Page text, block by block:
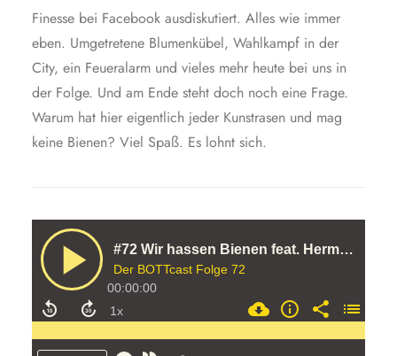
Finesse bei Facebook ausdiskutiert. Alles wie immer
eben. Umgetretene Blumenkübel, Wahlkampf in der
City, ein Feueralarm und vieles mehr heute bei uns in
der Folge. Und am Ende steht doch noch eine Frage.
Warum hat hier eigentlich jeder Kunstrasen und mag
keine Bienen? Viel Spaß. Es lohnt sich.